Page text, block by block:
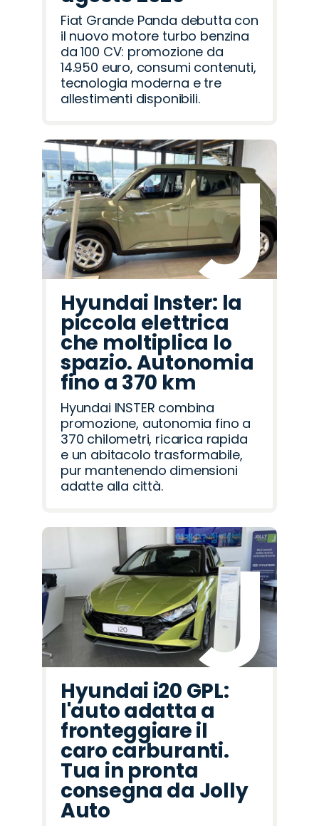
Fiat Grande Panda debutta con
il nuovo motore turbo benzina
da 100 CV: promozione da
14.950 euro, consumi contenuti,
tecnologia moderna e tre
allestimenti disponibili.
Hyundai Inster: la
piccola elettrica
che moltiplica lo
spazio. Autonomia
fino a 370 km
Hyundai INSTER combina
promozione, autonomia fino a
370 chilometri, ricarica rapida
e un abitacolo trasformabile,
pur mantenendo dimensioni
adatte alla città.
Hyundai i20 GPL:
l'auto adatta a
fronteggiare il
caro carburanti.
Tua in pronta
consegna da Jolly
Auto